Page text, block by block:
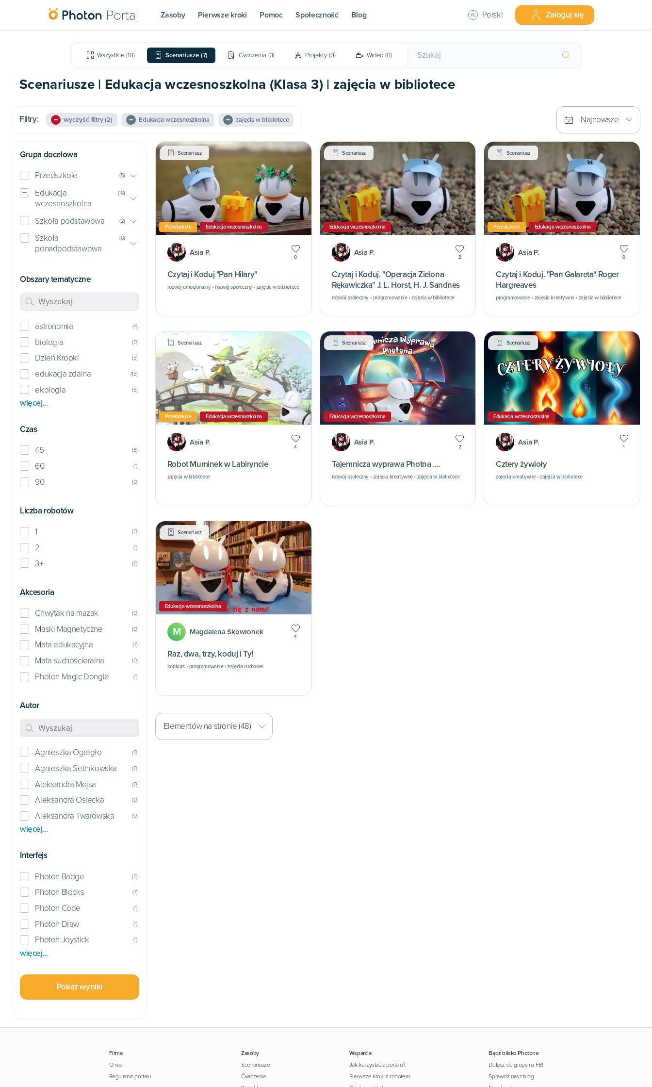
Zasoby Pierwsze kroki Pomoc Społeczność Blog Polski Zaloguj się
Wszystkie (10) Scenariusze (7) Ćwiczenia (3) Projekty (0) Wideo (0)
Scenariusze | Edukacja wczesnoszkolna (Klasa 3) | zajęcia w bibliotece
Filtry: wyczyść filtry(2) Edukacja wczesnoszkolna zajęcia w bibliotece Najnowsze
Grupa docelowa
Przedszkole (5)
Edukacja
wczesnoszkolna
(10)
Szkoła podstawowa (2)
Szkoła
ponadpodstawowa
(0)
Obszary tematyczne
astronomia (4)
biologia (0)
Dzień Kropki (3)
edukacja zdalna (13)
ekologia (5)
więcej...
Czas
45 (6)
60 (1)
90 (0)
Liczba robotów
1 (0)
2 (1)
3+ (6)
Akcesoria
Chwytak na mazak (0)
Maski Magnetyczne (0)
Mata edukacyjna (7)
Mata suchościeralna (0)
Photon Magic Dongle (1)
Autor
Agnieszka Ogiegło (0)
Agnieszka Setnikowska (0)
Aleksandra Mojsa (0)
Aleksandra Osiecka (0)
Aleksandra Twarowska (0)
więcej...
Interfejs
Photon Badge (5)
Photon Blocks (7)
Photon Code (1)
Photon Draw (1)
Photon Joystick (1)
więcej...
Pokaż wyniki
Scenariusz
Przedszkole Edukacja wczesnoszkolna
Asia P.
0
Czytaj i Koduj "Pan Hilary"
rozwój emocjonalny • rozwój społeczny • zajęcia w bibliotece
Scenariusz
Edukacja wczesnoszkolna
Asia P.
2
Czytaj i Koduj. "Operacja Zielona
Rękawiczka" J. L. Horst, H. J. Sandnes
rozwój społeczny • programowanie • zajęcia w bibliotece
Scenariusz
Przedszkole Edukacja wczesnoszkolna
Asia P.
0
Czytaj i Koduj. "Pan Galareta" Roger
Hargreaves
programowanie • zajęcia kreatywne • zajęcia w bibliotece
Scenariusz
Przedszkole Edukacja wczesnoszkolna
Asia P.
4
Robot Muminek w Labiryncie
zajęcia w bibliotece
Scenariusz
Edukacja wczesnoszkolna
Asia P.
2
Tajemnicza wyprawa Photna ....
rozwój społeczny • zajęcia kreatywne • zajęcia w bibliotece
Scenariusz
Edukacja wczesnoszkolna
Asia P.
1
Cztery żywioły
zajęcia kreatywne • zajęcia w bibliotece
Scenariusz
Edukacja wczesnoszkolna
M Magdalena Skowronek
4
Raz, dwa, trzy, koduj i Ty!
konkurs • programowanie • zajęcia ruchowe
Elementów na stronie (48)
Firma
O nas
Regulamin portalu
Zasoby
Scenariusze
Ćwiczenia
Wsparcie
Jak korzystać z portalu?
Pierwsze kroki z robotem
Bądź blisko Photona
Dołącz do grupy na FB!
Sprawdź nasz blog